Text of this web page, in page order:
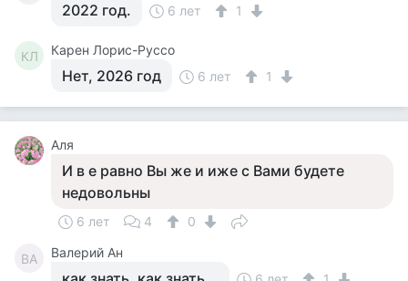
2022 год. 6 лет 1
КЛ Карен Лорис-Руссо
Нет, 2026 год 6 лет 1
Аля
И в е равно Вы же и иже с Вами будете
недовольны
6 лет 4 0
ВА Валерий Ан